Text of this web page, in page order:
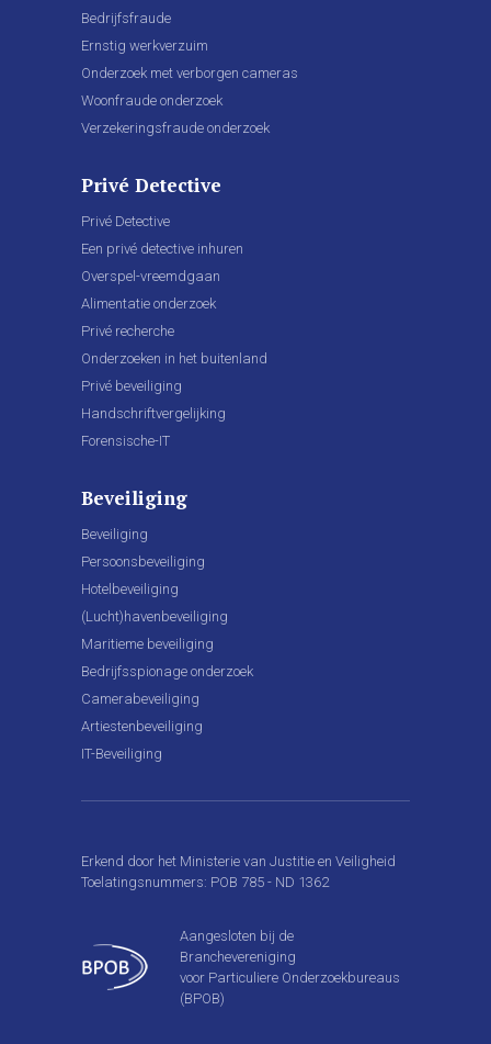
Bedrijfsfraude
Ernstig werkverzuim
Onderzoek met verborgen cameras
Woonfraude onderzoek
Verzekeringsfraude onderzoek
Privé Detective
Privé Detective
Een privé detective inhuren
Overspel-vreemdgaan
Alimentatie onderzoek
Privé recherche
Onderzoeken in het buitenland
Privé beveiliging
Handschriftvergelijking
Forensische-IT
Beveiliging
Beveiliging
Persoonsbeveiliging
Hotelbeveiliging
(Lucht)havenbeveiliging
Maritieme beveiliging
Bedrijfsspionage onderzoek
Camerabeveiliging
Artiestenbeveiliging
IT-Beveiliging
Erkend door het Ministerie van Justitie en Veiligheid
Toelatingsnummers: POB 785 - ND 1362
Aangesloten bij de
Branchevereniging
voor Particuliere Onderzoekbureaus
(BPOB)